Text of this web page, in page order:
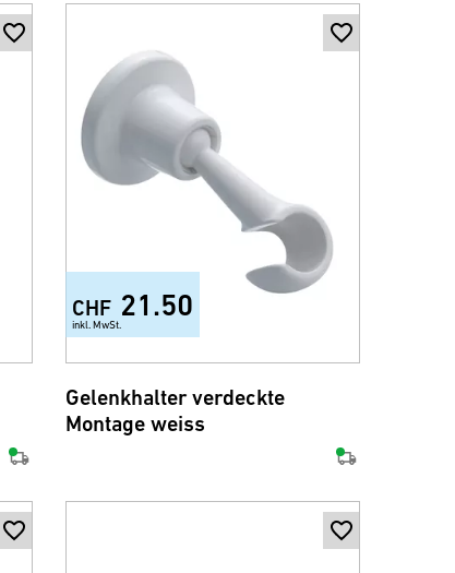
CHF 21.50
inkl. MwSt.
Gelenkhalter verdeckte
Montage weiss